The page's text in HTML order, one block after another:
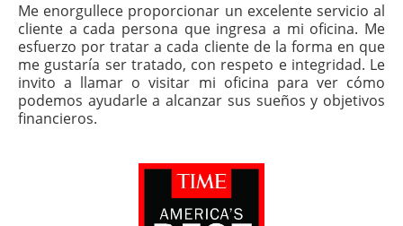
Me enorgullece proporcionar un excelente servicio al
cliente a cada persona que ingresa a mi oficina. Me
esfuerzo por tratar a cada cliente de la forma en que
me gustaría ser tratado, con respeto e integridad. Le
invito a llamar o visitar mi oficina para ver cómo
podemos ayudarle a alcanzar sus sueños y objetivos
financieros.